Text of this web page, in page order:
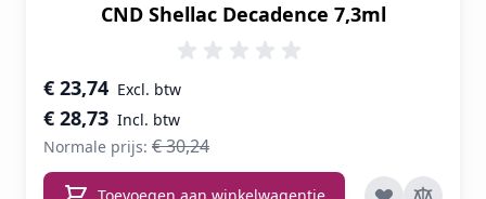
CND Shellac Decadence 7,3ml
Speciale prijs
€ 28,73
€ 23,74
Normale prijs: € 30,24